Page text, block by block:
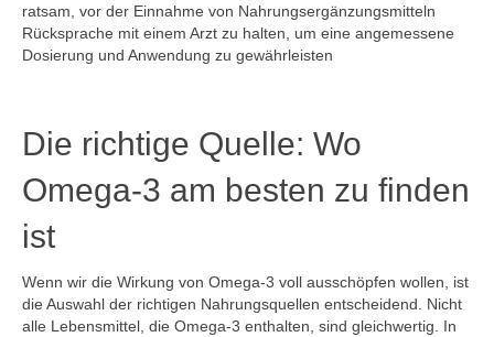
ratsam, vor der Einnahme von Nahrungsergänzungsmitteln
Rücksprache mit einem Arzt zu halten, um eine angemessene
Dosierung und Anwendung zu gewährleisten
Die richtige Quelle: Wo
Omega-3 am besten zu finden
ist
Wenn wir die Wirkung von Omega-3 voll ausschöpfen wollen, ist
die Auswahl der richtigen Nahrungsquellen entscheidend. Nicht
alle Lebensmittel, die Omega-3 enthalten, sind gleichwertig. In